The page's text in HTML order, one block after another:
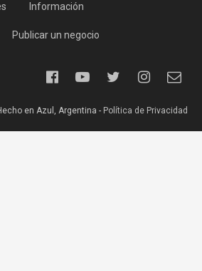
Información
Publicar un negocio
en Azul, Argentina - Política de Privacidad